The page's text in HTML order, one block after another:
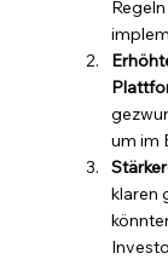
um im
klaren